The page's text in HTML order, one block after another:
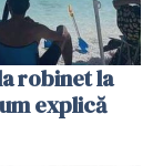
robinet la
explică